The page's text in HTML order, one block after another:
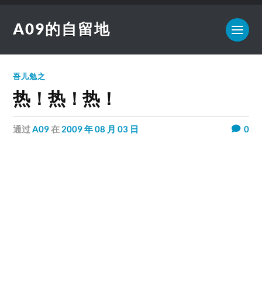
A09的自留地
吾儿勉之
热！热！热！
通过A09在 2009 年 08 月 03 日 0